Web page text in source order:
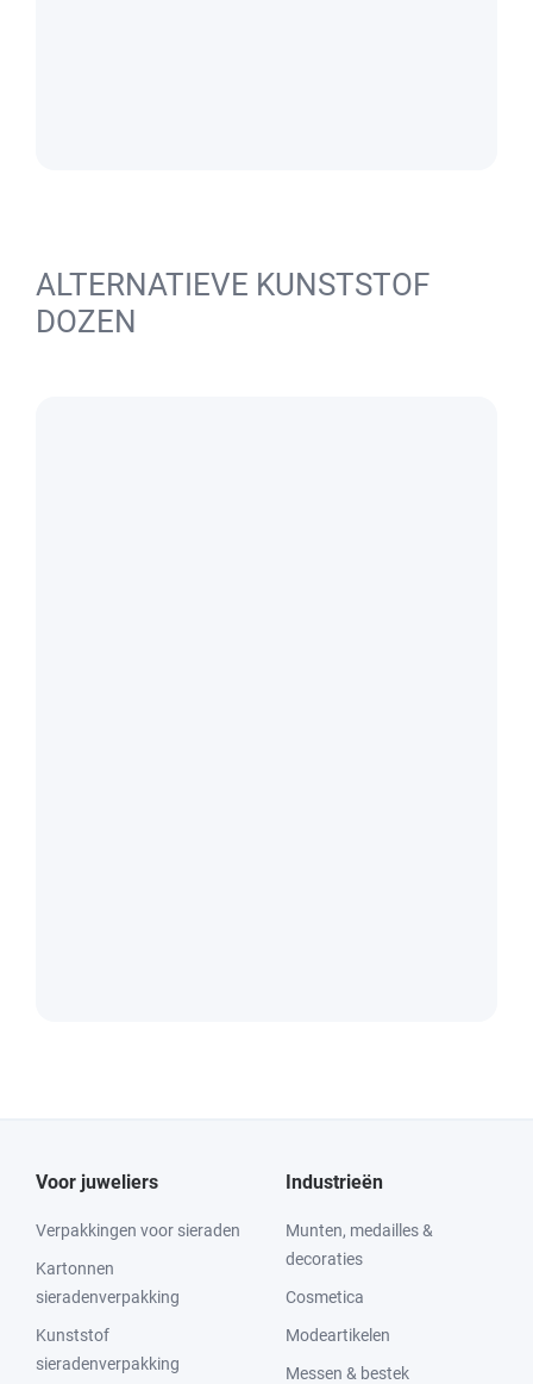
ALTERNATIEVE KUNSTSTOF
DOZEN
Voor juweliers
Verpakkingen voor sieraden
Kartonnen
sieradenverpakking
Kunststof
sieradenverpakking
Industrieën
Munten, medailles &
decoraties
Cosmetica
Modeartikelen
Messen & bestek